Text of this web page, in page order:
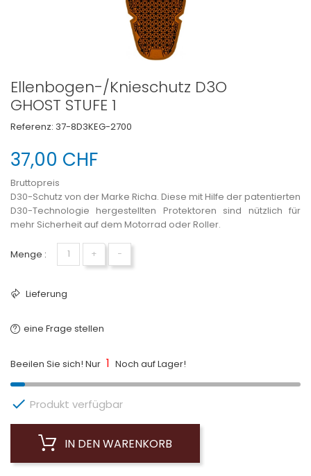
Ellenbogen-/Knieschutz D3O
GHOST STUFE 1
Referenz: 37-8D3KEG-2700
37,00 CHF
Bruttopreis
D30-Schutz von der Marke Richa. Diese mit Hilfe der patentierten
D30-Technologie hergestellten Protektoren sind nützlich für
mehr Sicherheit auf dem Motorrad oder Roller.
Menge : + −
Lieferung
eine Frage stellen
Beeilen Sie sich! Nur 1 Noch auf Lager!
 Produkt verfügbar
IN DEN WARENKORB